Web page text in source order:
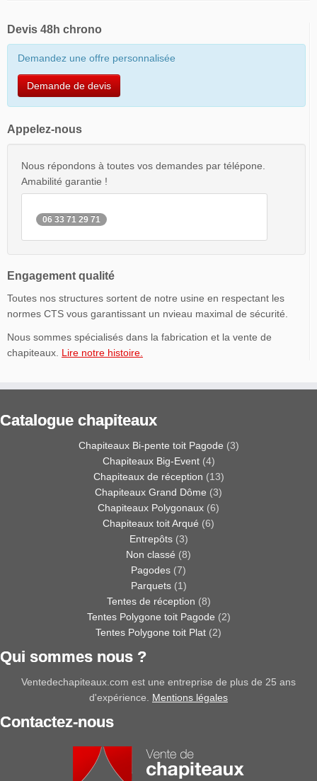
Devis 48h chrono
Demandez une offre personnalisée
Demande de devis
Appelez-nous
Nous répondons à toutes vos demandes par télépone.
Amabilité garantie !
06 33 71 29 71
Engagement qualité
Toutes nos structures sortent de notre usine en respectant les
normes CTS vous garantissant un nvieau maximal de sécurité.
Nous sommes spécialisés dans la fabrication et la vente de
chapiteaux. Lire notre histoire.
Catalogue chapiteaux
Chapiteaux Bi-pente toit Pagode (3)
Chapiteaux Big-Event (4)
Chapiteaux de réception (13)
Chapiteaux Grand Dôme (3)
Chapiteaux Polygonaux (6)
Chapiteaux toit Arqué (6)
Entrepôts (3)
Non classé (8)
Pagodes (7)
Parquets (1)
Tentes de réception (8)
Tentes Polygone toit Pagode (2)
Tentes Polygone toit Plat (2)
Qui sommes nous ?
Ventedechapiteaux.com est une entreprise de plus de 25 ans
d'expérience. Mentions légales
Contactez-nous